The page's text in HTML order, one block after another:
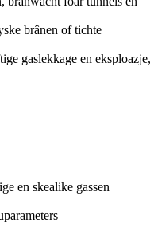
brânen of tichte
gaslekkage en eksploazje,
en skealike gassen